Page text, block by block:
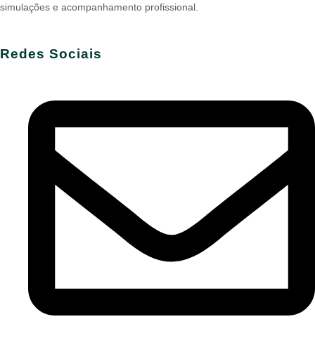
simulações e acompanhamento profissional.
Redes Sociais